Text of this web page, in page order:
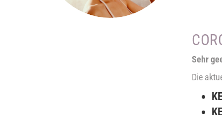
Sehr
Die